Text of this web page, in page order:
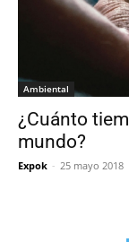
Ambiental
¿Cuánto
mundo?
Expok - 25 mayo 2018